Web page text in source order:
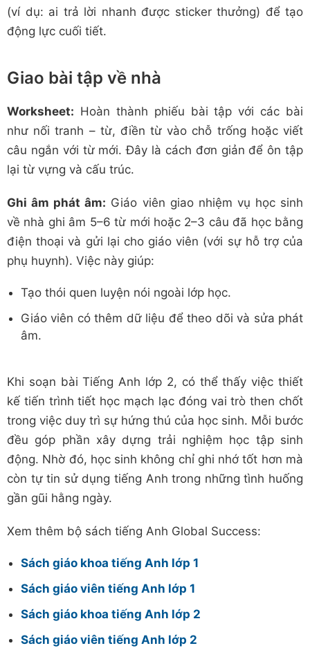
(ví dụ: ai trả lời nhanh được sticker thưởng) để tạo
động lực cuối tiết.
Giao bài tập về nhà
Worksheet: Hoàn thành phiếu bài tập với các bài
như nối tranh – từ, điền từ vào chỗ trống hoặc viết
câu ngắn với từ mới. Đây là cách đơn giản để ôn tập
lại từ vựng và cấu trúc.
Ghi âm phát âm: Giáo viên giao nhiệm vụ học sinh
về nhà ghi âm 5–6 từ mới hoặc 2–3 câu đã học bằng
điện thoại và gửi lại cho giáo viên (với sự hỗ trợ của
phụ huynh). Việc này giúp:
Tạo thói quen luyện nói ngoài lớp học.
Giáo viên có thêm dữ liệu để theo dõi và sửa phát
âm.
Khi soạn bài Tiếng Anh lớp 2, có thể thấy việc thiết
kế tiến trình tiết học mạch lạc đóng vai trò then chốt
trong việc duy trì sự hứng thú của học sinh. Mỗi bước
đều góp phần xây dựng trải nghiệm học tập sinh
động. Nhờ đó, học sinh không chỉ ghi nhớ tốt hơn mà
còn tự tin sử dụng tiếng Anh trong những tình huống
gần gũi hằng ngày.
Xem thêm bộ sách tiếng Anh Global Success:
Sách giáo khoa tiếng Anh lớp 1
Sách giáo viên tiếng Anh lớp 1
Sách giáo khoa tiếng Anh lớp 2
Sách giáo viên tiếng Anh lớp 2